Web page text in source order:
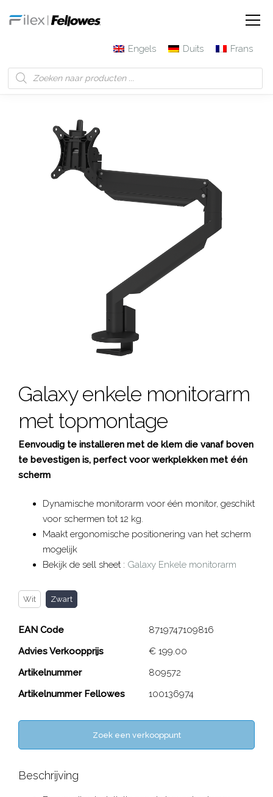
Engels Duits
Frans
met topmontage
Galaxy enkele monitorarm
met topmontage
Eenvoudig te installeren met de klem die vanaf boven
te bevestigen is, perfect voor werkplekken met één
scherm
Dynamische monitorarm voor één monitor, geschikt
voor schermen tot 12 kg.
Maakt ergonomische positionering van het scherm
mogelijk
Bekijk de sell sheet : Galaxy Enkele monitorarm
Wit Zwart
EAN Code
8719747109816
Advies Verkoopprijs
€ 199.00
Artikelnummer
809572
Artikelnummer Fellowes
100136974
Zoek een verkooppunt
Beschrijving